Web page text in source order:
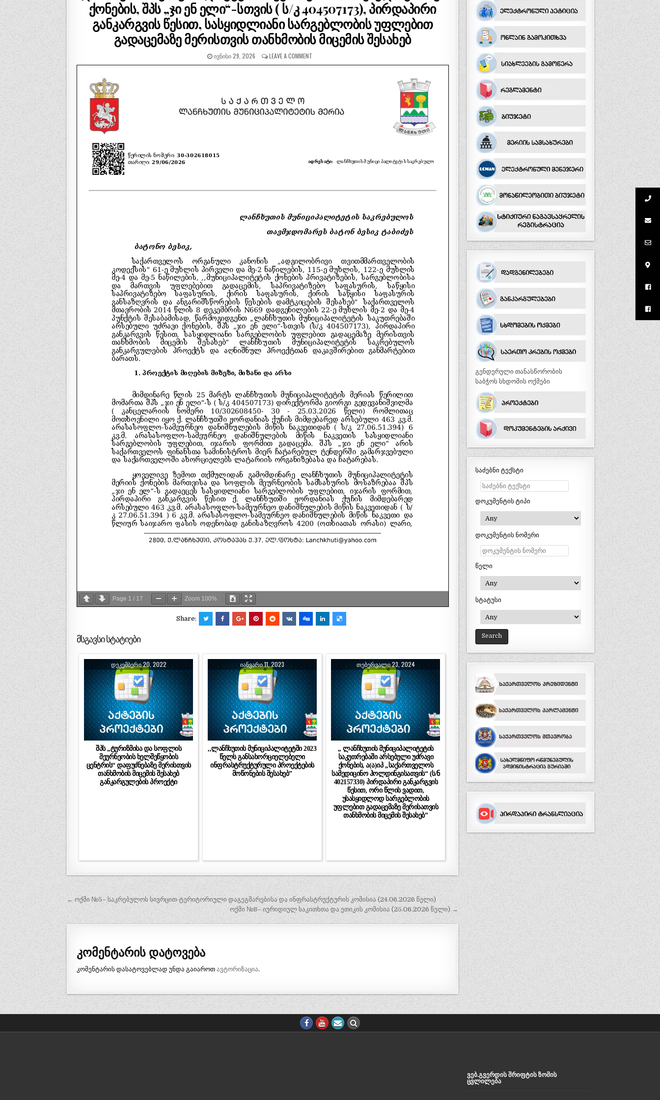
ქონების, შპს „ჯი ენ ელი“-სთვის ( ს/კ 404507173), პირდაპირი
განკარგვის წესით, სასყიდლიანი სარგებლობის უფლებით
გადაცემაზე მერისთვის თანხმობის მიცემის შესახებ
ᲘᲕᲜᲘᲡᲘ 29, 2026 LEAVE A COMMENT
Page 1 / 17 Zoom 100%
Share:
მსგავსი სტატიები
ᲓᲔᲙᲔᲛᲑᲔᲠᲘ 20, 2022
შპს „ტურიზმისა და სოფლის
მეურნეობის ხელშეწყობის
ცენტრის“ დაფუძნებაზე მერისთვის
თანხმობის მიცემის შესახებ
განკარგულების პროექტი
ᲘᲐᲜᲕᲐᲠᲘ 11, 2023
,,ლანჩხუთის მუნიციპალიტეტში 2023
წელს განსახორციელებელი
ინფრასტრუქტურული პროექტების
მოწონების შესახებ”
ᲗᲔᲑᲔᲠᲕᲐᲚᲘ 23, 2024
,, ლანჩხუთის მუნიციპალიტეტის
საკუთრებაში არსებული უძრავი
ქონების, ა(ა)იპ ,,საქართველოს
სამედიცინო ჰოლდინგისათვის“ (ს/ნ
402157330) პირდაპირი განკარგვის
წესით, ორი წლის ვადით,
უსასყიდლოდ სარგებლობის
უფლებით გადაცემაზე მერისათვის
თანხმობის მიცემის შესახებ”
პოსტის
ნავიგაცია
← ოქმი №5– საკრებულოს სივრცით-ტერიტორიული დაგეგმარებისა და ინფრასტრუქტურის კომისია (24.06.2026 წელი)
ოქმი №8– იურიდიულ საკითხთა და ეთიკის კომისია (25.06.2026 წელი) →
კომენტარის დატოვება
კომენტარის დასატოვებლად უნდა გაიაროთავტორიზაცია.
გენდერული თანასწორობის
საბჭოს სხდომის ოქმები
საძებნი ტექსტი
დოკუმენტის ტიპი
დოკუმენტის ნომერი
წელი
სტატუსი
ᲕᲔᲑ.ᲒᲕᲔᲠᲓᲘᲡ ᲨᲠᲘᲤᲢᲘᲡ ᲖᲝᲛᲘᲡ
ᲪᲕᲚᲘᲚᲔᲑᲐ